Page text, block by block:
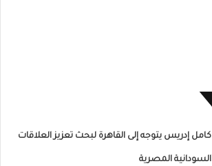
كامل إدريس يتوجه إلى القاهرة لبحث تعزيز العلاقات
السودانية المصرية